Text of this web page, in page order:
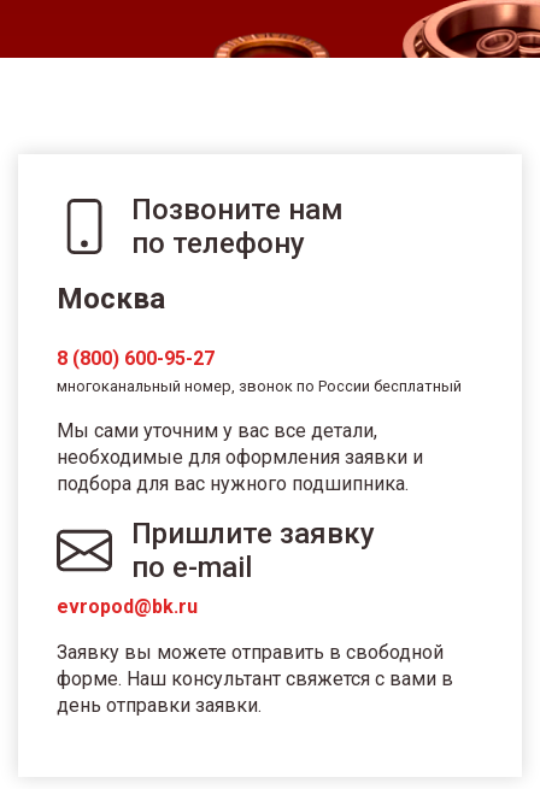
Позвоните нам
по телефону
Москва
8 (800) 600-95-27
многоканальный номер, звонок по России бесплатный
Мы сами уточним у вас все детали,
необходимые для оформления заявки и
подбора для вас нужного подшипника.
Пришлите заявку
по e-mail
evropod@bk.ru
Заявку вы можете отправить в свободной
форме. Наш консультант свяжется с вами в
день отправки заявки.